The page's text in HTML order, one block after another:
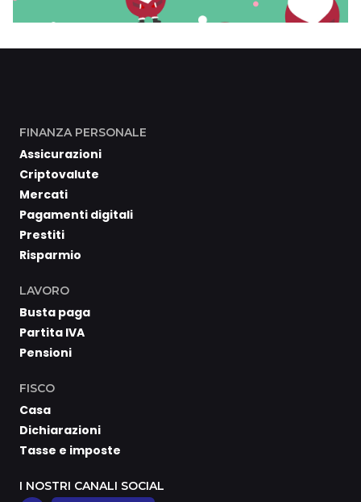
FINANZA PERSONALE
Assicurazioni
Criptovalute
Mercati
Pagamenti digitali
Prestiti
Risparmio
LAVORO
Busta paga
Partita IVA
Pensioni
FISCO
Casa
Dichiarazioni
Tasse e imposte
I NOSTRI CANALI SOCIAL